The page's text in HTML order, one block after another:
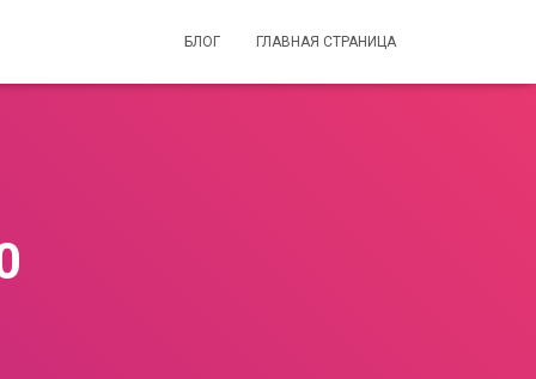
БЛОГ ГЛАВНАЯ СТРАНИЦА